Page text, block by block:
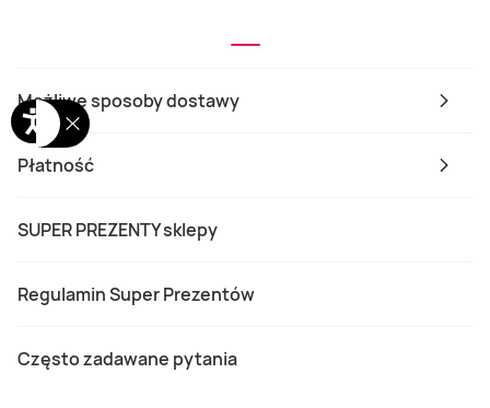
Możliwe sposoby dostawy
Płatność
SUPER PREZENTY sklepy
Regulamin Super Prezentów
Często zadawane pytania